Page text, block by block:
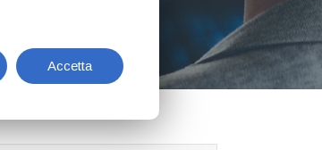
Accetta